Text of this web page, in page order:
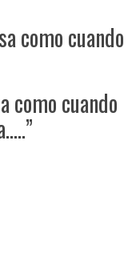
como cuando
como cuando